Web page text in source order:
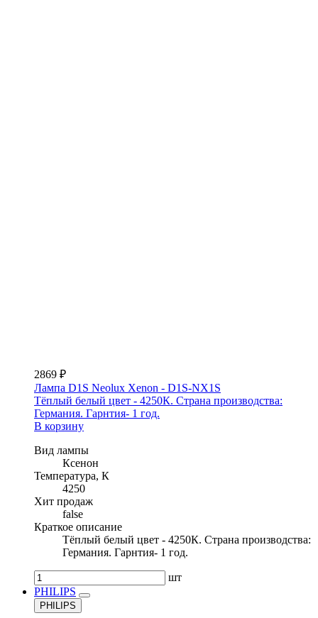
2869 ₽
Лампа D1S Neolux Xenon - D1S-NX1S
Тёплый белый цвет - 4250К. Страна производства:
Германия. Гарнтия- 1 год.
В корзину
Вид лампы
Ксенон
Температура, К
4250
Хит продаж
false
Краткое описание
Тёплый белый цвет - 4250К. Страна производства:
Германия. Гарнтия- 1 год.
шт
PHILIPS
PHILIPS